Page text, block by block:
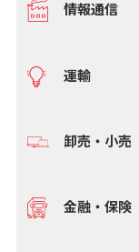
情報通信
運輸
卸売・小売
金融・保険